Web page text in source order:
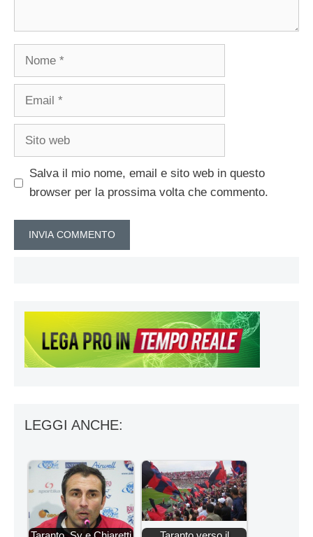
Nome
Email
Sito
Salva il mio nome, email e sito web in questo
browser per la prossima volta che commento.
LEGGI ANCHE: